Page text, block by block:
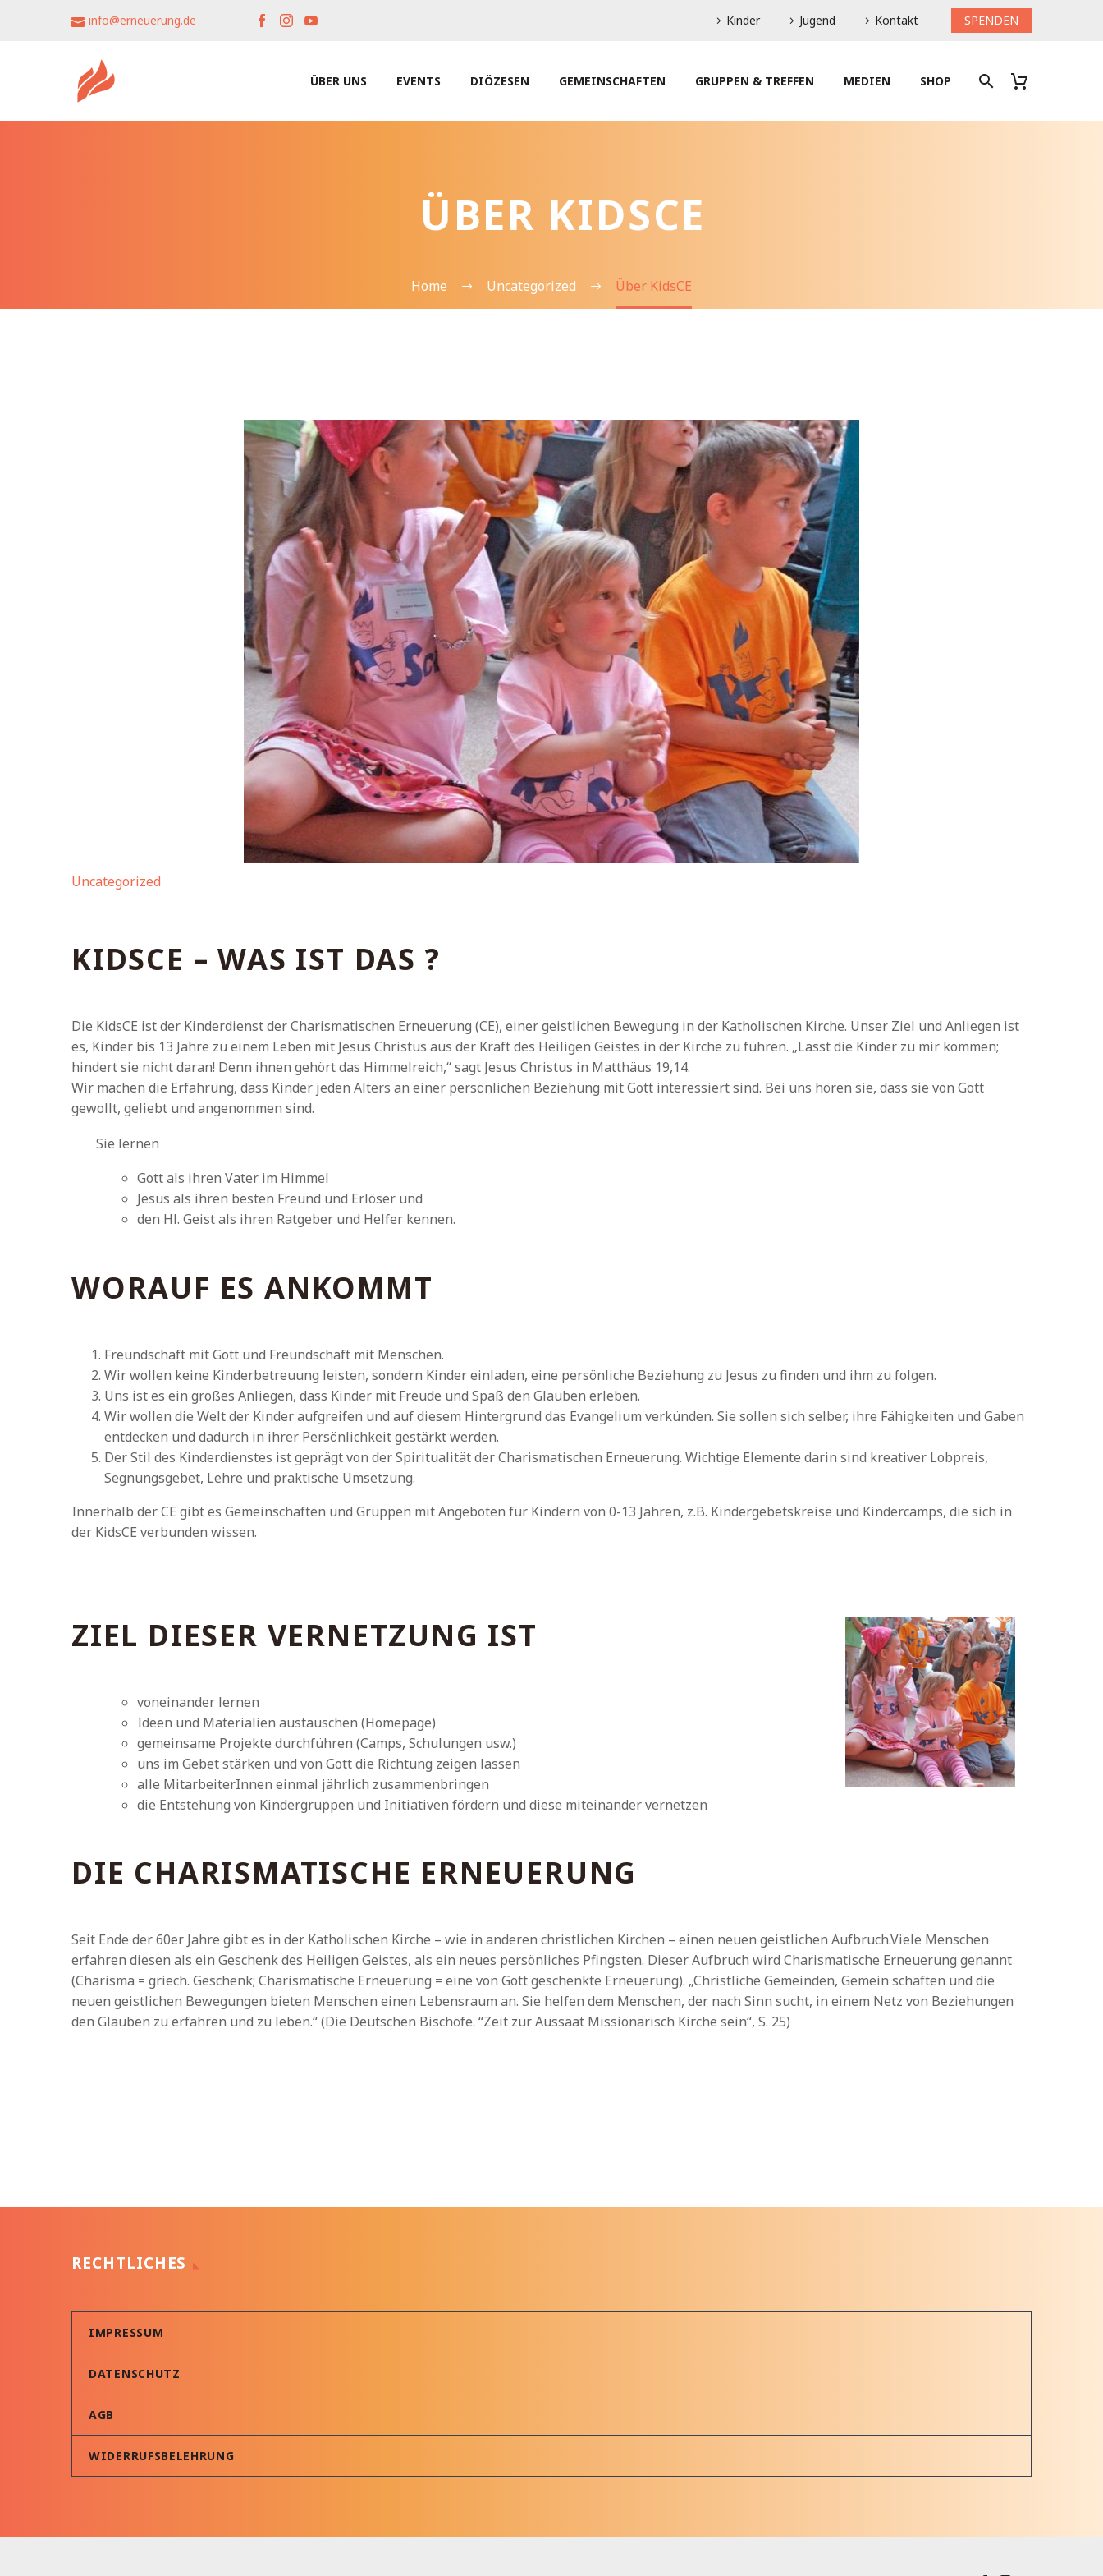
info@erneuerung.de Kinder Jugend Kontakt SPENDEN
ÜBER UNS EVENTS DIÖZESEN GEMEINSCHAFTEN GRUPPEN & TREFFEN MEDIEN SHOP
ÜBER KIDSCE
Home Uncategorized Über KidsCE
Uncategorized
KIDSCE – WAS IST DAS ?
Die KidsCE ist der Kinderdienst der Charismatischen Erneuerung (CE), einer geistlichen Bewegung in der Katholischen Kirche. Unser Ziel und Anliegen ist
es, Kinder bis 13 Jahre zu einem Leben mit Jesus Christus aus der Kraft des Heiligen Geistes in der Kirche zu führen. „Lasst die Kinder zu mir kommen;
hindert sie nicht daran! Denn ihnen gehört das Himmelreich,“ sagt Jesus Christus in Matthäus 19,14.
Wir machen die Erfahrung, dass Kinder jeden Alters an einer persönlichen Beziehung mit Gott interessiert sind. Bei uns hören sie, dass sie von Gott
gewollt, geliebt und angenommen sind.
Sie lernen
Gott als ihren Vater im Himmel
Jesus als ihren besten Freund und Erlöser und
den Hl. Geist als ihren Ratgeber und Helfer kennen.
WORAUF ES ANKOMMT
Freundschaft mit Gott und Freundschaft mit Menschen.
Wir wollen keine Kinderbetreuung leisten, sondern Kinder einladen, eine persönliche Beziehung zu Jesus zu finden und ihm zu folgen.
Uns ist es ein großes Anliegen, dass Kinder mit Freude und Spaß den Glauben erleben.
Wir wollen die Welt der Kinder aufgreifen und auf diesem Hintergrund das Evangelium verkünden. Sie sollen sich selber, ihre Fähigkeiten und Gaben
entdecken und dadurch in ihrer Persönlichkeit gestärkt werden.
Der Stil des Kinderdienstes ist geprägt von der Spiritualität der Charismatischen Erneuerung. Wichtige Elemente darin sind kreativer Lobpreis,
Segnungsgebet, Lehre und praktische Umsetzung.
Innerhalb der CE gibt es Gemeinschaften und Gruppen mit Angeboten für Kindern von 0-13 Jahren, z.B. Kindergebetskreise und Kindercamps, die sich in
der KidsCE verbunden wissen.
ZIEL DIESER VERNETZUNG IST
voneinander lernen
Ideen und Materialien austauschen (Homepage)
gemeinsame Projekte durchführen (Camps, Schulun­gen usw.)
uns im Gebet stärken und von Gott die Richtung zeigen lassen
alle MitarbeiterInnen einmal jährlich zusammenbringen
die Entstehung von Kindergruppen und Initiativen fördern und diese miteinander vernetzen
DIE CHARISMATISCHE ERNEUERUNG
Seit Ende der 60er Jahre gibt es in der Katholischen Kirche – wie in anderen christlichen Kirchen – einen neuen geistlichen Aufbruch.Viele Menschen
erfahren diesen als ein Geschenk des Heiligen Geistes, als ein neues persönliches Pfingsten. Dieser Aufbruch wird Charismatische Erneuerung genannt
(Charisma = griech. Geschenk; Charismatische Erneuerung = eine von Gott geschenkte Erneuerung). „Christliche Gemeinden, Gemein schaften und die
neuen geistlichen Bewegungen bieten Menschen einen Lebensraum an. Sie helfen dem Menschen, der nach Sinn sucht, in einem Netz von Beziehungen
den Glauben zu erfahren und zu leben.“ (Die Deutschen Bischöfe. “Zeit zur Aussaat Missionarisch Kirche sein“, S. 25)
RECHTLICHES
IMPRESSUM
DATENSCHUTZ
AGB
WIDERRUFSBELEHRUNG